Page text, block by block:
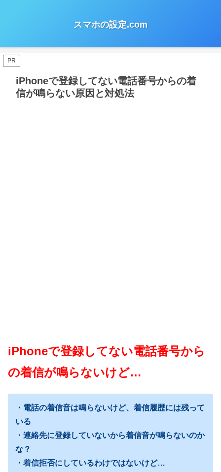
スマホの設定.com
PR
iPhoneで登録してない電話番号からの着
信が鳴らない原因と対処法
iPhoneで登録してない電話番号から
の着信が鳴らないけど…
・電話の着信音は鳴らないけど、着信履歴には残って
いる
・連絡先に登録していないから着信音が鳴らないのか
な？
・着信拒否にしているわけではないけど…